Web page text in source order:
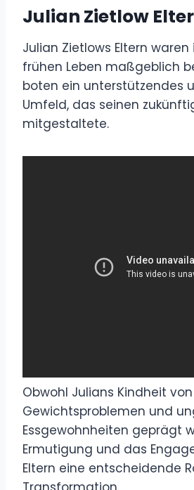
Julian Zietlow
Julian Zietlows Eltern
frühen Leben maßgeblich
boten ein unterstützendes
Umfeld, das seinen
mitgestaltete.
Obwohl Julians Kindheit von
Gewichtsproblemen und
Essgewohnheiten geprägt
Ermutigung und das
Eltern eine entscheidende